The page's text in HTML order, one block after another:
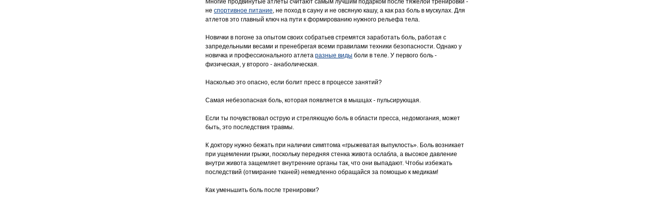
Многие продвинутые атлеты считают самым лучшим подарком после тяжелой тренировки -
не спортивное питание, не поход в сауну и не овсяную кашу, а как раз боль в мускулах. Для
атлетов это главный ключ на пути к формированию нужного рельефа тела.
Новички в погоне за опытом своих собратьев стремятся заработать боль, работая с
запредельными весами и пренебрегая всеми правилами техники безопасности. Однако у
новичка и профессионального атлета разные виды боли в теле. У первого боль -
физическая, у второго - анаболическая.
Насколько это опасно, если болит пресс в процессе занятий?
Самая небезопасная боль, которая появляется в мышцах - пульсирующая.
Если ты почувствовал острую и стреляющую боль в области пресса, недомогания, может
быть, это последствия травмы.
К доктору нужно бежать при наличии симптома «грыжеватая выпуклость». Боль возникает
при ущемлении грыжи, поскольку передняя стенка живота ослабла, а высокое давление
внутри живота защемляет внутренние органы так, что они выпадают. Чтобы избежать
последствий (отмирание тканей) немедленно обращайся за помощью к медикам!
Как уменьшить боль после тренировки?